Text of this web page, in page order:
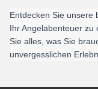
Entdecken Sie unsere
Ihr Angelabenteuer zu
Sie alles, was Sie
unvergesslichen